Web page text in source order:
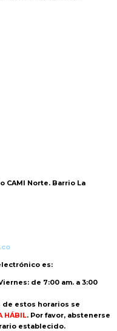
CAMI Norte. Barrio La
es:
de 7:00 am. a 3:00
de estos horarios se
HÁBIL. Por favor, abstenerse
establecido.